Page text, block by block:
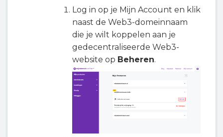
Log in op je Mijn Account en klik
naast de Web3-domeinnaam
die je wilt koppelen aan je
gedecentraliseerde Web3-
website op Beheren.